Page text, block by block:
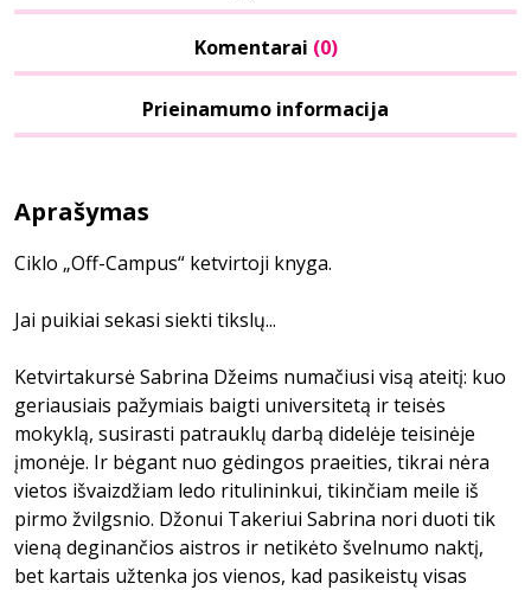
Komentarai (0)
Prieinamumo informacija
Aprašymas
Ciklo „Off-Campus“ ketvirtoji knyga.
Jai puikiai sekasi siekti tikslų...
Ketvirtakursė Sabrina Džeims numačiusi visą ateitį: kuo
geriausiais pažymiais baigti universitetą ir teisės
mokyklą, susirasti patrauklų darbą didelėje teisinėje
įmonėje. Ir bėgant nuo gėdingos praeities, tikrai nėra
vietos išvaizdžiam ledo ritulininkui, tikinčiam meile iš
pirmo žvilgsnio. Džonui Takeriui Sabrina nori duoti tik
vieną deginančios aistros ir netikėto švelnumo naktį,
bet kartais užtenka jos vienos, kad pasikeistų visas